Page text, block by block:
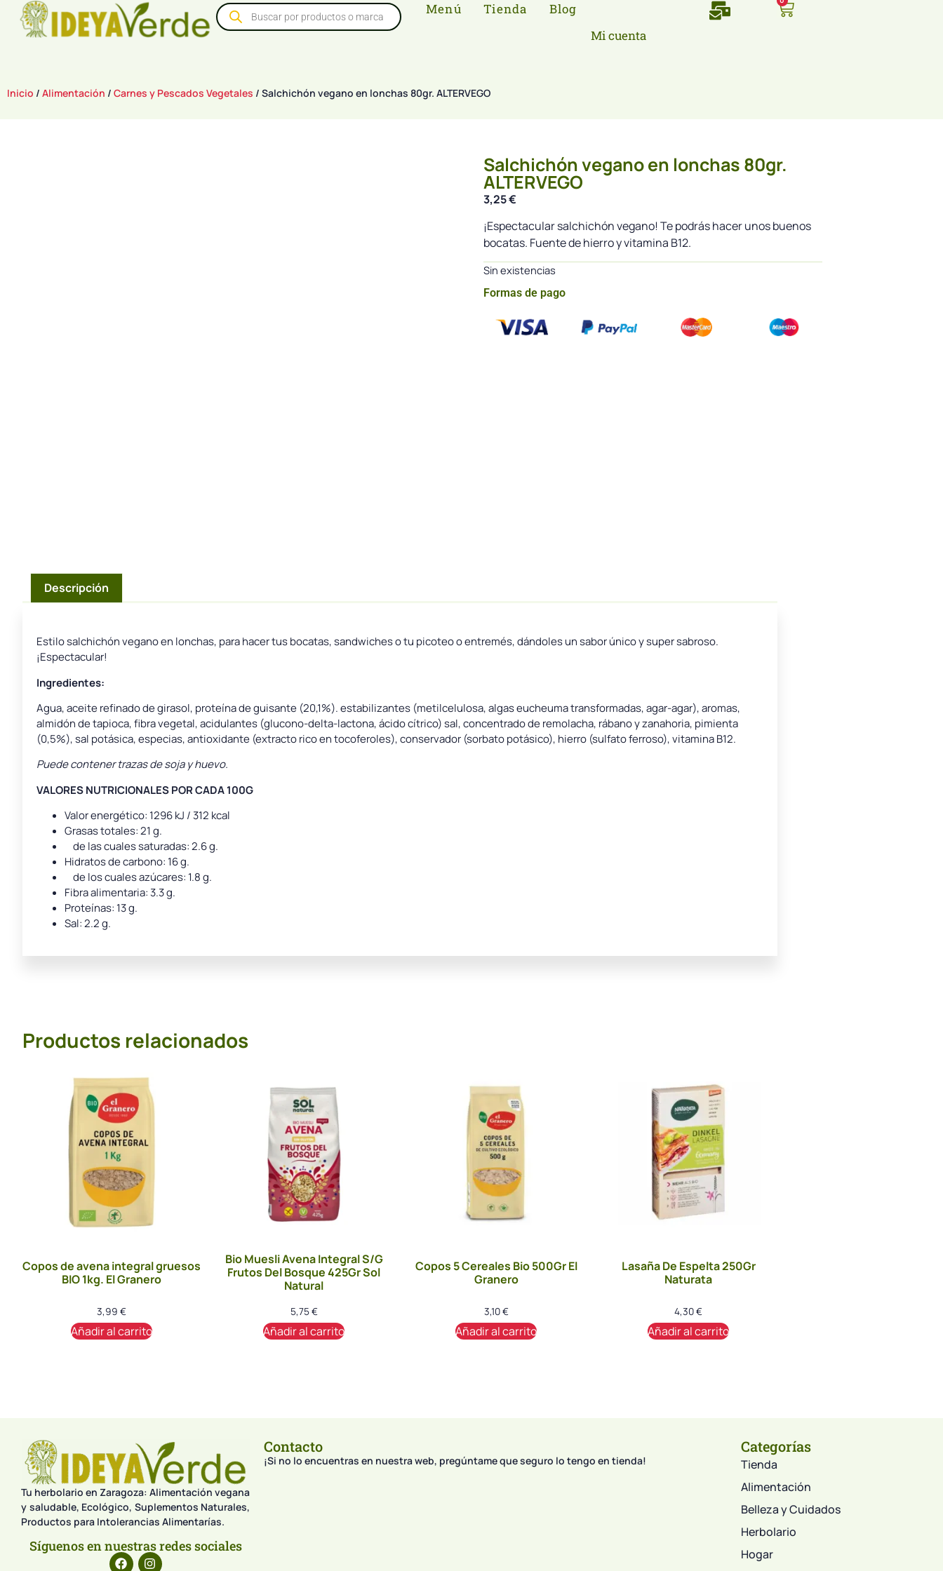
Menú Tienda
Blog
Mi cuenta
Inicio / Alimentación / Carnes y Pescados Vegetales / Salchichón vegano en lonchas 80gr. ALTERVEGO
Salchichón vegano en lonchas 80gr.
ALTERVEGO
3,25€
¡Espectacular salchichón vegano! Te podrás hacer unos buenos
bocatas. Fuente de hierro y vitamina B12.
Sin existencias
Formas de pago
Descripción
Estilo salchichón vegano en lonchas, para hacer tus bocatas, sandwiches o tu picoteo o entremés, dándoles un sabor único y super sabroso.
¡Espectacular!
Ingredientes:
Agua, aceite refinado de girasol, proteína de guisante (20,1%). estabilizantes (metilcelulosa, algas eucheuma transformadas, agar-agar), aromas,
almidón de tapioca, fibra vegetal, acidulantes (glucono-delta-lactona, ácido cítrico) sal, concentrado de remolacha, rábano y zanahoria, pimienta
(0,5%), sal potásica, especias, antioxidante (extracto rico en tocoferoles), conservador (sorbato potásico), hierro (sulfato ferroso), vitamina B12.
Puede contener trazas de soja y huevo.
VALORES NUTRICIONALES POR CADA 100G
Valor energético: 1296 kJ / 312 kcal
Grasas totales: 21 g.
de las cuales saturadas: 2.6 g.
Hidratos de carbono: 16 g.
de los cuales azúcares: 1.8 g.
Fibra alimentaria: 3.3 g.
Proteínas: 13 g.
Sal: 2.2 g.
Productos relacionados
Copos de avena integral gruesos
BIO 1kg. El Granero
3,99 €
Añadir al carrito
Bio Muesli Avena Integral S/G
Frutos Del Bosque 425Gr Sol
Natural
5,75€
Añadir al carrito
Copos 5 Cereales Bio 500Gr El
Granero
3,10€
Añadir al carrito
Lasaña De Espelta 250Gr
Naturata
4,30€
Añadir al carrito
Tu herbolario en Zaragoza: Alimentación vegana
y saludable, Ecológico, Suplementos Naturales,
Productos para Intolerancias Alimentarías.
Síguenos en nuestras redes sociales
Contacto
¡Si no lo encuentras en nuestra web, pregúntame que seguro lo tengo en tienda!
Categorías
Tienda
Alimentación
Belleza y Cuidados
Herbolario
Hogar